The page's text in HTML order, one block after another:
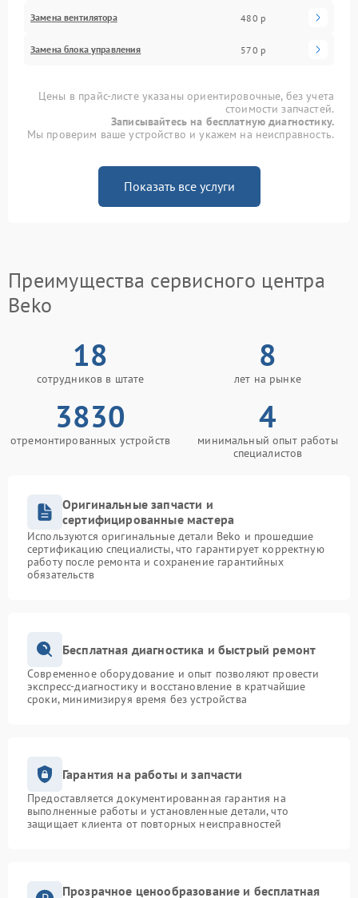
Замена вентилятора 480 р
Замена блока управления 570 р
Цены в прайс-листе указаны ориентировочные, без учета
стоимости запчастей.
Записывайтесь на бесплатную диагностику.
Мы проверим ваше устройство и укажем на неисправность.
Показать все услуги
Преимущества сервисного центра
Beko
18
сотрудников в штате
8
лет на рынке
3830
отремонтированных устройств
4
минимальный опыт работы
специалистов
Оригинальные запчасти и
сертифицированные мастера
Используются оригинальные детали Beko и прошедшие
сертификацию специалисты, что гарантирует корректную
работу после ремонта и сохранение гарантийных
обязательств
Бесплатная диагностика и быстрый ремонт
Современное оборудование и опыт позволяют провести
экспресс-диагностику и восстановление в кратчайшие
сроки, минимизируя время без устройства
Гарантия на работы и запчасти
Предоставляется документированная гарантия на
выполненные работы и установленные детали, что
защищает клиента от повторных неисправностей
Прозрачное ценообразование и бесплатная